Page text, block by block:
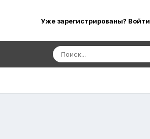
Уже зарегистрированы? Войти